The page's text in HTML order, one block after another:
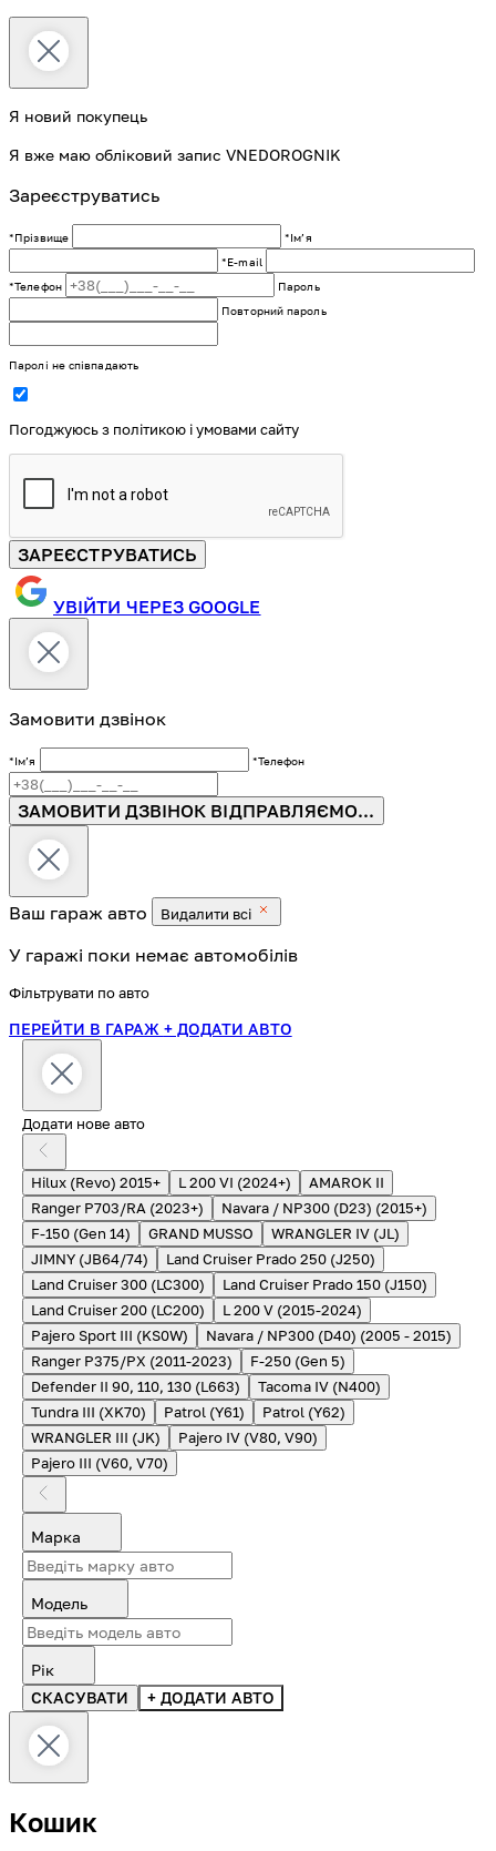
Я новий покупець
Я вже маю обліковий запис VNEDOROGNIK
Зареєструватись
*Прізвище
*Імʼя
*E-mail
*Телефон
Пароль
Повторний пароль
Паролі не співпадають
Погоджуюсь з політикою і умовами сайту
ЗАРЕЄСТРУВАТИСЬ
УВІЙТИ ЧЕРЕЗ GOOGLE
Замовити дзвінок
*Імʼя *Телефон
ЗАМОВИТИ ДЗВІНОК ВІДПРАВЛЯЄМО...
Ваш гараж авто Видалити всі
У гаражі поки немає автомобілів
Фільтрувати по авто
ПЕРЕЙТИ В ГАРАЖ + ДОДАТИ АВТО
Додати нове авто
Hilux (Revo) 2015+ L 200 VI (2024+)
AMAROK II
Ranger P703/RA (2023+)
Navara / NP300 (D23) (2015+)
F-150 (Gen 14)
GRAND MUSSO
WRANGLER IV (JL)
JIMNY (JB64/74)
Land Cruiser Prado 250 (J250)
Land Cruiser 300 (LC300)
Land Cruiser Prado 150 (J150)
Land Cruiser 200 (LC200)
L 200 V (2015-2024)
Pajero Sport III (KS0W)
Navara / NP300 (D40) (2005 - 2015)
Ranger P375/PX (2011-2023)
F-250 (Gen 5)
Defender II 90, 110, 130 (L663)
Tacoma IV (N400)
Tundra III (XK70)
Patrol (Y61)
Patrol (Y62)
WRANGLER III (JK)
Pajero IV (V80, V90)
Pajero III (V60, V70)
Марка
Модель
Рік
СКАСУВАТИ
+ ДОДАТИ АВТО
Кошик